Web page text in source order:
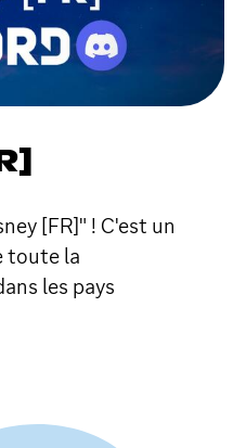
[FR]" ! C'est un
toute la
les pays